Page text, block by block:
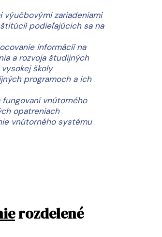
výučbovými zariadeniami
podieľajúcich sa na
informácií na
a rozvoja študijných
školy
programoch a ich
vnútorného
opatreniach
vnútorného systému
rozdelené